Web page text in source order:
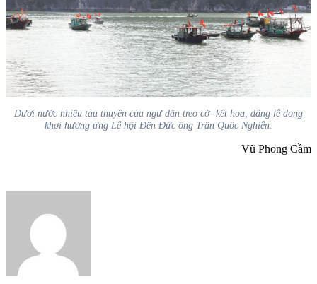
Dưới nước nhiều tàu thuyền của ngư dân treo cờ- kết hoa, dâng lễ dong
khơi hưởng ứng Lễ hội Đền Đức ông Trần Quốc Nghiễn.
Vũ Phong Cầm